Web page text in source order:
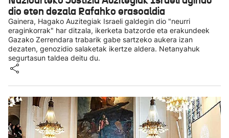
dio eten dezala Rafahko erasoaldia
Gainera, Hagako Auzitegiak Israeli galdegin dio "neurri
eraginkorrak" har ditzala, ikerketa batzorde eta erakundeek
Gazako Zerrendara trabarik gabe sartzeko aukera izan
dezaten, genozidio salaketak ikertze aldera. Netanyahuk
segurtasun taldea deitu du.